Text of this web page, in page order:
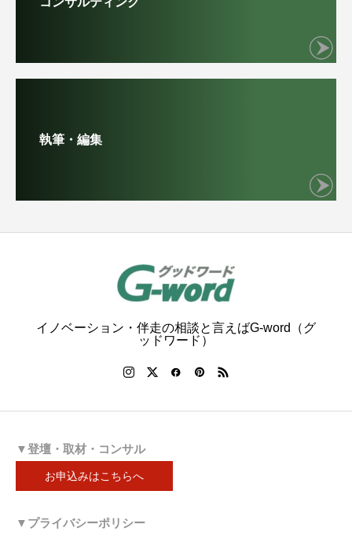
執筆・編集
イノベーション・伴走の相談と言えばG-word（グ
ッドワード）
▼登壇・取材・コンサル
お申込みはこちらへ
▼プライバシーポリシー